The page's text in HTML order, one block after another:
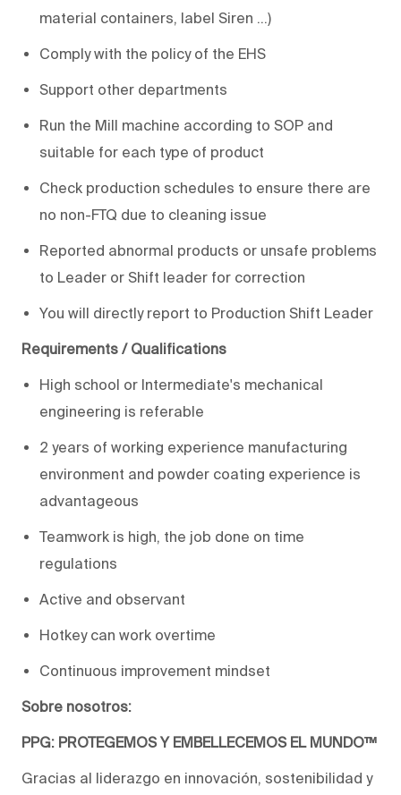
material containers, label Siren ...)
Comply with the policy of the EHS
Support other departments
Run the Mill machine according to SOP and
suitable for each type of product
Check production schedules to ensure there are
no non-FTQ due to cleaning issue
Reported abnormal products or unsafe problems
to Leader or Shift leader for correction
You will directly report to Production Shift Leader
Requirements / Qualifications
High school or Intermediate's mechanical
engineering is referable
2 years of working experience manufacturing
environment and powder coating experience is
advantageous
Teamwork is high, the job done on time
regulations
Active and observant
Hotkey can work overtime
Continuous improvement mindset
Sobre nosotros:
PPG: PROTEGEMOS Y EMBELLECEMOS EL MUNDO™
Gracias al liderazgo en innovación, sostenibilidad y